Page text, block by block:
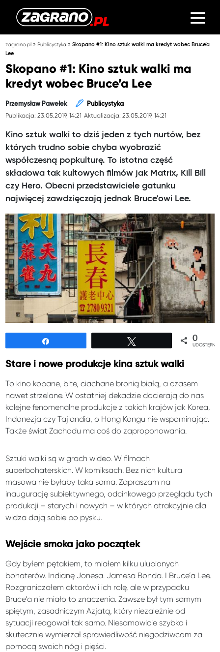
zagrano.pl » Publicystyka »Skopano #1: Kino sztuk walki ma kredyt wobec Bruce’a
Lee
Skopano #1: Kino sztuk walki ma
kredyt wobec Bruce’a Lee
Przemysław Pawełek Publicystyka
Publikacja: 23.05.2019, 14:21 Aktualizacja: 23.05.2019, 14:21
Kino sztuk walki to dziś jeden z tych nurtów, bez
których trudno sobie chyba wyobrazić
współczesną popkulturę. To istotna część
składowa tak kultowych filmów jak Matrix, Kill Bill
czy Hero. Obecni przedstawiciele gatunku
najwięcej zawdzięczają jednak Bruce'owi Lee.
0
Stare i nowe produkcje kina sztuk walki
To kino kopane, bite, ciachane bronią białą, a czasem
nawet strzelane. W ostatniej dekadzie docierają do nas
kolejne fenomenalne produkcje z takich krajów jak Korea,
Indonezja czy Tajlandia, o Hong Kongu nie wspominając.
Także świat Zachodu ma coś do zaproponowania.
Sztuki walki są w grach wideo. W filmach
superbohaterskich. W komiksach. Bez nich kultura
masowa nie byłaby taka sama. Zapraszam na
inaugurację subiektywnego, odcinkowego przeglądu tych
produkcji – starych i nowych – w których atrakcyjnie dla
widza dają sobie po pysku.
Wejście smoka jako początek
Gdy byłem pętakiem, to miałem kilku ulubionych
bohaterów. Indianę Jonesa. Jamesa Bonda. I Bruce’a Lee.
Rozgraniczałem aktorów i ich rolę, ale w przypadku
Bruce’a nie miało to znaczenia. Zawsze był tym samym
spiętym, zasadniczym Azjatą, który niezależnie od
sytuacji reagował tak samo. Niesamowicie szybko i
skutecznie wymierzał sprawiedliwość niegodziwcom za
pomocą swoich nóg i pięści.